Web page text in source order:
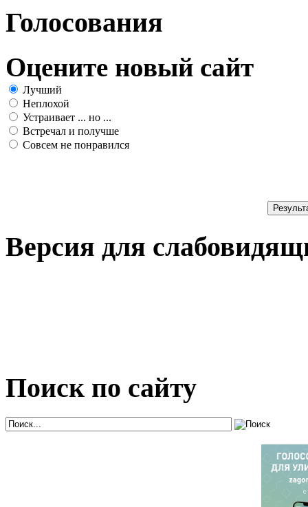
Голосования
Оцените новый сайт
Лучший
Неплохой
Устраивает ... но ...
Встречал и получше
Совсем не понравился
Версия для
Поиск по сайту